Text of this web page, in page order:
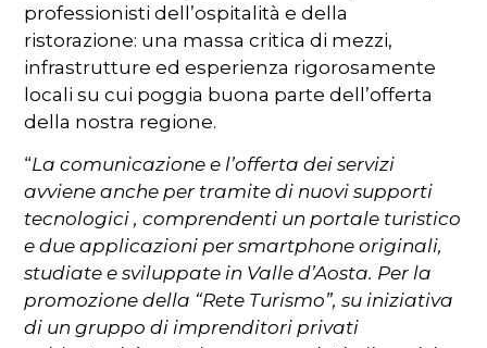
professionisti dell’ospitalità e della
ristorazione: una massa critica di mezzi,
infrastrutture ed esperienza rigorosamente
locali su cui poggia buona parte dell’offerta
della nostra regione.
“La comunicazione e l’offerta dei servizi
avviene anche per tramite di nuovi supporti
tecnologici , comprendenti un portale turistico
e due applicazioni per smartphone originali,
studiate e sviluppate in Valle d’Aosta. Per la
promozione della “Rete Turismo”, su iniziativa
di un gruppo di imprenditori privati